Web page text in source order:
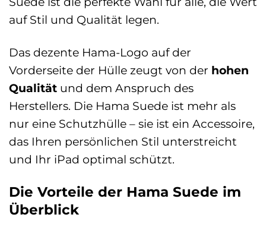
auf Stil und Qualität legen.
Das dezente Hama-Logo auf der
Vorderseite der Hülle zeugt von der hohen
Qualität und dem Anspruch des
Herstellers. Die Hama Suede ist mehr als
nur eine Schutzhülle – sie ist ein Accessoire,
das Ihren persönlichen Stil unterstreicht
und Ihr iPad optimal schützt.
Die Vorteile der Hama Suede im
Überblick